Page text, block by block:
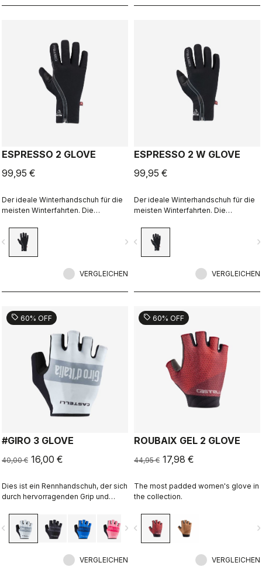
ESPRESSO 2 GLOVE
99,95 €
Der ideale Winterhandschuh für die
meisten Winterfahrten. Die
PrimaLoft® Isolierung hält Ihre
Hände warm und schützt sie vor den
Elementen.
navigate_next
VERGLEICHEN
ESPRESSO 2 W GLOVE
99,95 €
Der ideale Winterhandschuh für die
meisten Winterfahrten. Die
PrimaLoft® Isolierung hält Ihre
Hände warm und schützt sie vor den
Elementen.
navigate_before
VERGLEICHEN
sell 60% OFF
#GIRO 3 GLOVE
40,00 € 16,00 €
Dies ist ein Rennhandschuh, der sich
durch hervorragenden Grip und
Polsterung auszeichnet.
navigate_next
VERGLEICHEN
sell 60% OFF
ROUBAIX GEL 2 GLOVE
44,95 € 17,98 €
The most padded women's glove in
the collection.
navigate_before
VERGLEICHEN